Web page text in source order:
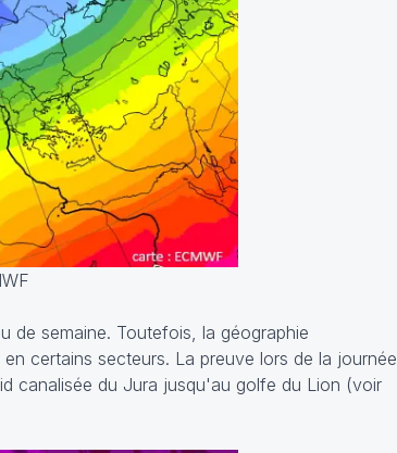
de semaine. Toutefois, la géographie
certains secteurs. La preuve lors de la journée
canalisée du Jura jusqu'au golfe du Lion (voir